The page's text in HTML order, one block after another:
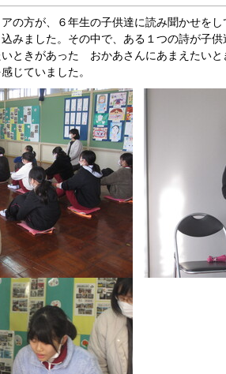
の方が、６年生の子供達に読み聞かせを
みました。その中で、ある１つの詩が子
いときがあった おかあさんにあまえたい
じていました。